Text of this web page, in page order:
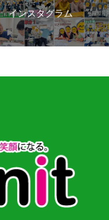
インスタグラム